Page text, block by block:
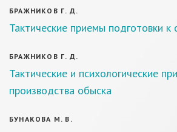
БРАЖНИКОВ Г. Д.
Тактические приемы подготовки к
БРАЖНИКОВ Г. Д.
Тактические и психологические
производства обыска
БУНАКОВА М. В.